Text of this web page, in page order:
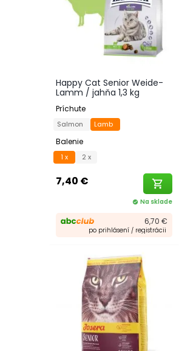
Happy Cat Senior Weide-
Lamm / jahňa 1,3 kg
Príchute
Salmon Lamb
Balenie
1 x 2 x
7,40 € shopping_cart
check_circle Na sklade
6,70 €
po prihlásení / registrácii